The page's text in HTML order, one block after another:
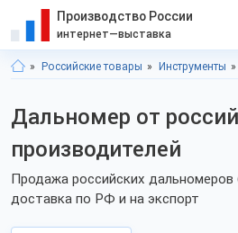
Производство России
интернет—выставка
Российские товары Инструменты
Дальномер от
производителей
Продажа российских дальномеров
доставка по РФ и на экспорт